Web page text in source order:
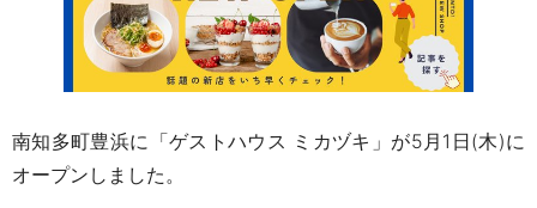
南知多町豊浜に「ゲストハウス ミカヅキ」が5 月 1 日(木)に
オープンしました。